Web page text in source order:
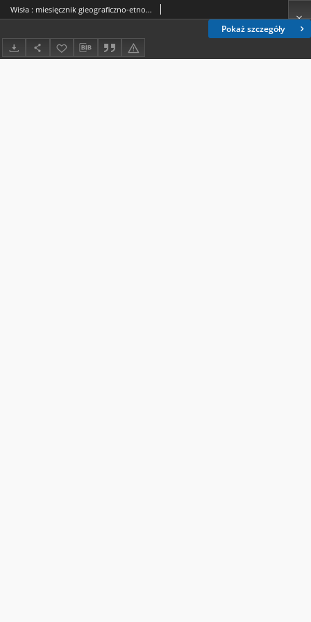
Pokaż szczegóły
Wisła : miesięcznik gieograficzno-etnograficzny. T. 15, z. 2 (marzec/kwiecień 1901)